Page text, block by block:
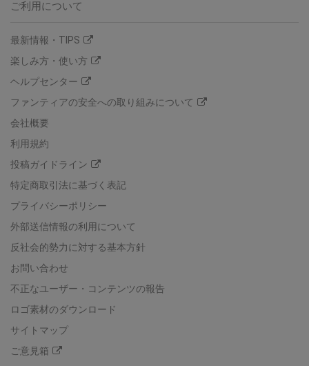
ご利用について
最新情報・TIPS
楽しみ方・使い方
ヘルプセンター
ファンティアの安全への取り組みについて
会社概要
利用規約
投稿ガイドライン
特定商取引法に基づく表記
プライバシーポリシー
外部送信情報の利用について
反社会的勢力に対する基本方針
お問い合わせ
不正なユーザー・コンテンツの報告
ロゴ素材のダウンロード
サイトマップ
ご意見箱